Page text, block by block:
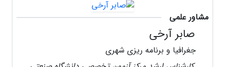
مشاور علمی
صابر آرخی
جغرافیا و برنامه ریزی شهری